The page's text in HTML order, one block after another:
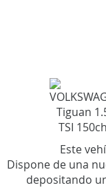
Este
Dispone de una
depositando